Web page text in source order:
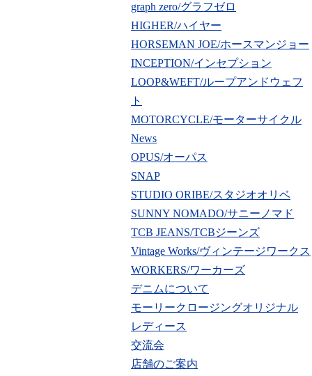
graph zero/グラフゼロ
HIGHER/ハイヤー
HORSEMAN JOE/ホースマンジョー
INCEPTION/インセプション
LOOP&WEFT/ループアンドウェフ
ト
MOTORCYCLE/モーターサイクル
News
OPUS/オーパス
SNAP
STUDIO ORIBE/スタジオオリベ
SUNNY NOMADO/サニーノマド
TCB JEANS/TCBジーンズ
Vintage Works/ヴィンテージワークス
WORKERS/ワーカーズ
デニムについて
モーリークロージングオリジナル
レディース
交流会
店舗のご案内